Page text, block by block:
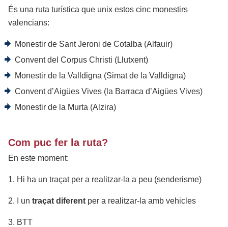
És una ruta turística que unix estos cinc monestirs
valencians:
Monestir de Sant Jeroni de Cotalba (Alfauir)
Convent del Corpus Christi (Llutxent)
Monestir de la Valldigna (Simat de la Valldigna)
Convent d’Aigües Vives (la Barraca d’Aigües Vives)
Monestir de la Murta (Alzira)
Com puc fer la ruta?
En este moment:
1. Hi ha un traçat per a realitzar-la a peu (senderisme)
2. I untraçat diferent per a realitzar-la amb vehicles
3. BTT